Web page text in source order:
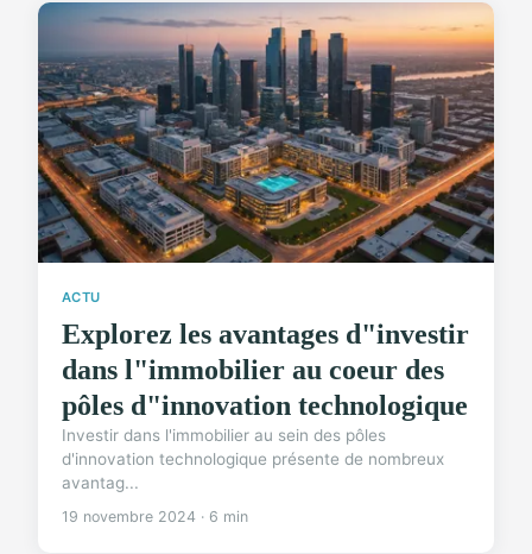
ACTU
Explorez les avantages d"investir
dans l"immobilier au coeur des
pôles d"innovation technologique
Investir dans l'immobilier au sein des pôles
d'innovation technologique présente de nombreux
avantag...
19 novembre 2024 · 6 min